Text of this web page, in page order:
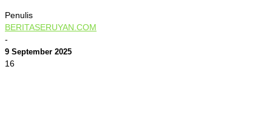
Penulis
BERITASERUYAN.COM
-
9 September 2025
16